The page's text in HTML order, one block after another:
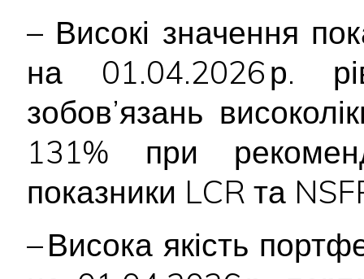
– Високі значення
на 01.04.2026 р.
зобов’язань
131% при
показники LCR та
– Висока якість